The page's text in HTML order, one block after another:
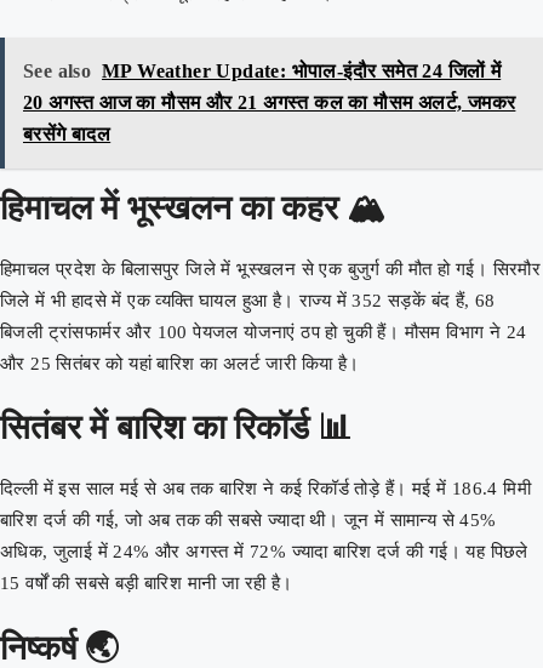
See also MP Weather Update: भोपाल-इंदौर समेत 24 जिलों में
20 अगस्त आज का मौसम और 21 अगस्त कल का मौसम अलर्ट, जमकर
बरसेंगे बादल
हिमाचल में भूस्खलन का कहर 🏔️
हिमाचल प्रदेश के बिलासपुर जिले में भूस्खलन से एक बुजुर्ग की मौत हो गई। सिरमौर
जिले में भी हादसे में एक व्यक्ति घायल हुआ है। राज्य में 352 सड़कें बंद हैं, 68
बिजली ट्रांसफार्मर और 100 पेयजल योजनाएं ठप हो चुकी हैं। मौसम विभाग ने 24
और 25 सितंबर को यहां बारिश का अलर्ट जारी किया है।
सितंबर में बारिश का रिकॉर्ड 📊
दिल्ली में इस साल मई से अब तक बारिश ने कई रिकॉर्ड तोड़े हैं। मई में 186.4 मिमी
बारिश दर्ज की गई, जो अब तक की सबसे ज्यादा थी। जून में सामान्य से 45%
अधिक, जुलाई में 24% और अगस्त में 72% ज्यादा बारिश दर्ज की गई। यह पिछले
15 वर्षों की सबसे बड़ी बारिश मानी जा रही है।
निष्कर्ष 🌏